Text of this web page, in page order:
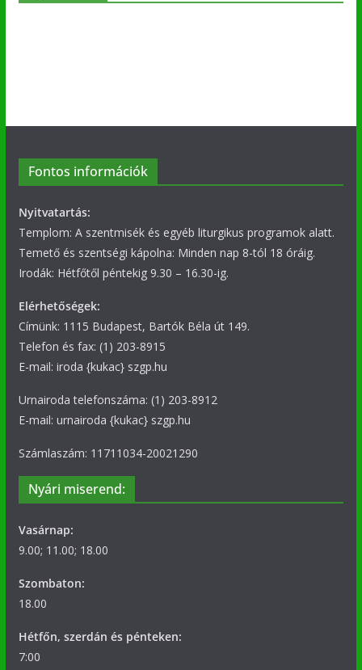
Fontos információk
Nyitvatartás:
Templom: A szentmisék és egyéb liturgikus programok alatt.
Temető és szentségi kápolna: Minden nap 8-tól 18 óráig.
Irodák: Hétfőtől péntekig 9.30 – 16.30-ig.
Elérhetőségek:
Címünk: 1115 Budapest, Bartók Béla út 149.
Telefon és fax: (1) 203-8915
E-mail: iroda {kukac} szgp.hu
Urnairoda telefonszáma: (1) 203-8912
E-mail: urnairoda {kukac} szgp.hu
Számlaszám: 11711034-20021290
Nyári miserend:
Vasárnap:
9.00; 11.00; 18.00
Szombaton:
18.00
Hétfőn, szerdán és pénteken:
7:00